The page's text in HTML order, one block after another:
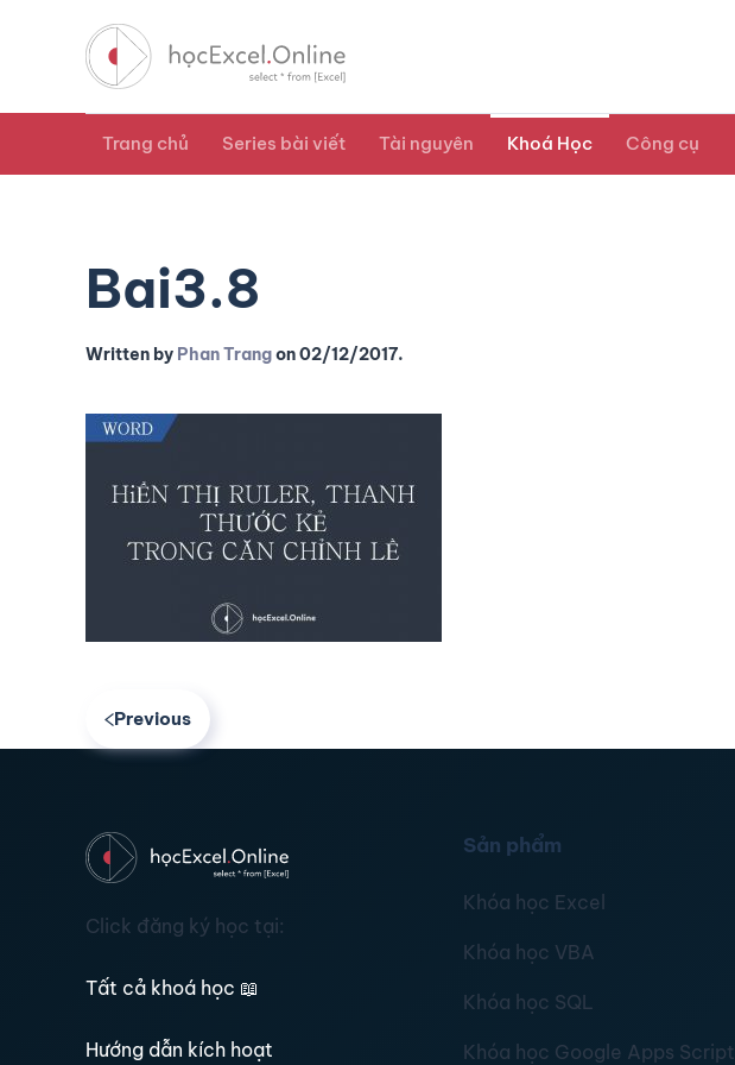
Trang chủ Series bài viết Tài nguyên Khoá Học Công cụ
Bai3.8
Written by Phan Trangon02/12/2017.
Previous
Click đăng ký học tại:
Tất cả khoá học 📖
Hướng dẫn kích hoạt
Sản phẩm
Khóa học Excel
Khóa học VBA
Khóa học SQL
Khóa học Google Apps Script